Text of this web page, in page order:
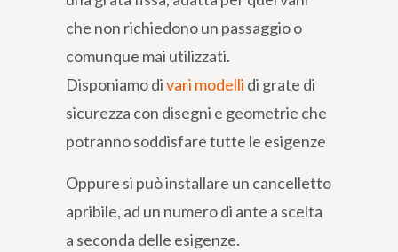
che non richiedono un passaggio o
comunque mai utilizzati.
Disponiamo divari modelli di grate di
sicurezza con disegni e geometrie che
potranno soddisfare tutte le esigenze
Oppure si può installare un cancelletto
apribile, ad un numero di ante a scelta
a seconda delle esigenze.